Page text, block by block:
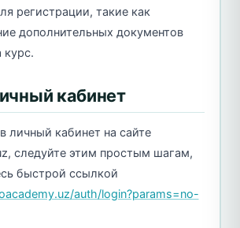
регистрации, такие как
дополнительных документов
курс.
кабинет
личный кабинет на сайте
следуйте этим простым шагам,
быстрой ссылкой
auth/login?params=no-